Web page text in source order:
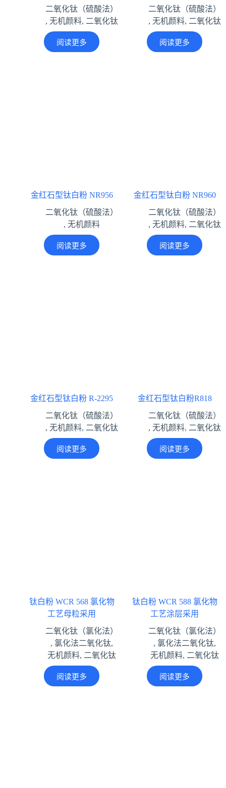
二氧化钛（硫酸法）
, 无机颜料, 二氧化钛
阅读更多
二氧化钛（硫酸法）
, 无机颜料, 二氧化钛
阅读更多
金红石型钛白粉 NR956
二氧化钛（硫酸法）
, 无机颜料
阅读更多
金红石型钛白粉 NR960
二氧化钛（硫酸法）
, 无机颜料, 二氧化钛
阅读更多
金红石型钛白粉 R-2295
二氧化钛（硫酸法）
, 无机颜料, 二氧化钛
阅读更多
金红石型钛白粉R818
二氧化钛（硫酸法）
, 无机颜料, 二氧化钛
阅读更多
钛白粉 WCR 568 氯化物
工艺母粒采用
二氧化钛（氯化法）
, 氯化法二氧化钛,
无机颜料, 二氧化钛
阅读更多
钛白粉 WCR 588 氯化物
工艺涂层采用
二氧化钛（氯化法）
, 氯化法二氧化钛,
无机颜料, 二氧化钛
阅读更多